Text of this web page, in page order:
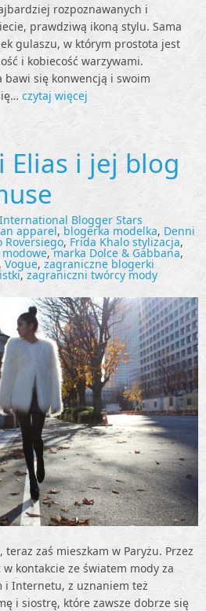
rozpoznawanych i
prawdziwą ikoną stylu. Sama
gulaszu, w którym prostota jest
i kobiecość warzywami.
bawi się konwencją i swoim
czytaj więcej
Elias i jej blog
International Blogger Stars
apparel,blogerka modelka, Denni
Roversiego, Frida Khalo stylizacja,
,marka Dolce & Gabbana,
, Vogue, zagraniczne blogerki
, zagraniczni twórcy mody
teraz zaś mieszkam w Paryżu. Przez
w kontakcie ze światem mody za
i Internetu, z uznaniem też
i siostrę, które zawsze dobrze się